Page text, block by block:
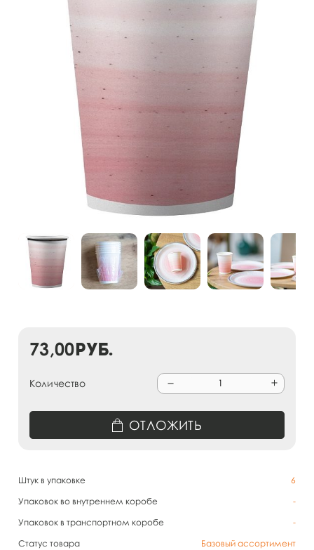
Штук в упаковке
6
Упаковок во внутреннем коробе
-
Упаковок в транспортном коробе
-
Статус товара
Базовый ассортимент
73,00руб.
Количество
ОТЛОЖИТЬ